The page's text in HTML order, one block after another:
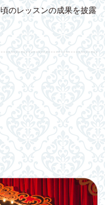
のレッスンの成果を披露